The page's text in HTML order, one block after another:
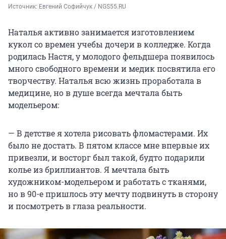
Источник: Евгений Софийчук / NGS55.RU
Наталья активно занимается изготовлением
кукол со времен учебы дочери в колледже. Когда
родилась Настя, у молодого фельдшера появилось
много свободного времени и медик посвятила его
творчеству. Наталья всю жизнь проработала в
медицине, но в душе всегда мечтала быть
модельером:
— В детстве я хотела рисовать фломастерами. Их
было не достать. В пятом классе мне впервые их
привезли, и восторг был такой, будто подарили
колье из бриллиантов. Я мечтала быть
художником-модельером и работать с тканями,
но в 90-е пришлось эту мечту подвинуть в сторону
и посмотреть в глаза реальности.